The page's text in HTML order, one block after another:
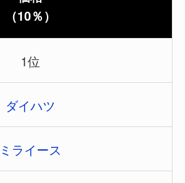
（10％）
1位
ダイハツ
ミライース